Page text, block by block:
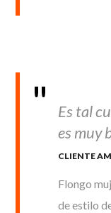
Es tal
es muy
CLIENTE
Flongo
de estilo